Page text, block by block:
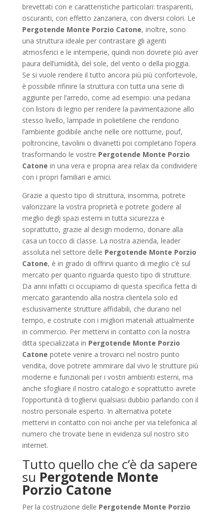
brevettati con e caratteristiche particolari: trasparenti,
oscuranti, con effetto zanzariera, con diversi colori. Le
Pergotende Monte Porzio Catone, inoltre, sono
una struttura ideale per contrastare gli agenti
atmosferici e le intemperie, quindi non dovrete più aver
paura dell’umidità, del sole, del vento o della pioggia.
Se si vuole rendere il tutto ancora più più confortevole,
è possibile rifinire la struttura con tutta una serie di
aggiunte per l’arredo, come ad esempio: una pedana
con listoni di legno per rendere la pavimentazione allo
stesso livello, lampade in polietilene che rendono
l’ambiente godibile anche nelle ore notturne, pouf,
poltroncine, tavolini o divanetti poi completano l’opera
trasformando le vostre Pergotende Monte Porzio
Catone in una vera e propria area relax da condividere
con i propri familiari e amici.
Grazie a questo tipo di struttura, insomma, potrete
valorizzare la vostra proprietà e potrete godere al
meglio degli spazi esterni in tutta sicurezza e
soprattutto, grazie al design moderno, donare alla
casa un tocco di classe. La nostra azienda, leader
assoluta nel settore delle Pergotende Monte Porzio
Catone, è in grado di offrirvi quanto di meglio c’è sul
mercato per quanto riguarda questo tipo di strutture.
Da anni infatti ci occupiamo di questa specifica fetta di
mercato garantendo alla nostra clientela solo ed
esclusivamente strutture affidabili, che durano nel
tempo, e costruite con i migliori materiali attualmente
in commercio. Per mettervi in contatto con la nostra
ditta specializzata in Pergotende Monte Porzio
Catone potete venire a trovarci nel nostro punto
vendita, dove potrete ammirare dal vivo le strutture più
moderne e funzionali per i vostri ambienti esterni, ma
anche sfogliare il nostro catalogo e soprattutto avrete
l’opportunità di togliervi qualsiasi dubbio parlando con il
nostro personale esperto. In alternativa potete
mettervi in contatto con noi anche per via telefonica al
numero che trovate bene in evidenza sul nostro sito
internet.
Tutto quello che c’è da sapere
su Pergotende Monte
Porzio Catone
Per la costruzione delle Pergotende Monte Porzio